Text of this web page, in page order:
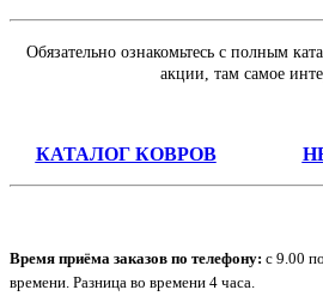
Обязательно ознакомьтесь с полным
акции, там самое
КАТАЛОГ КОВРОВ
Время приёма заказов по телефону: с 9.00
времени. Разница во времени 4 часа.